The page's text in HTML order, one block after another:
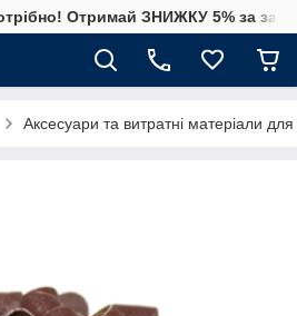
Отримай ЗНИЖКУ 5% за
Аксесуари та витратні матеріали